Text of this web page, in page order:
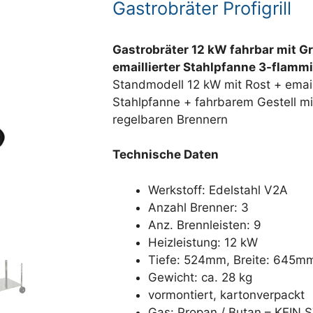
Gastrobräter Profigrill
Gastrobräter 12 kW fahrbar mit
emaillierter Stahlpfanne 3-
Standmodell 12 kW mit Rost +
Stahlpfanne + fahrbarem Gestell
regelbaren Brennern
Technische Daten
Werkstoff: Edelstahl V2A
Anzahl Brenner: 3
Anz. Brennleisten: 9
Heizleistung: 12 kW
Tiefe: 524mm, Breite:
Gewicht: ca. 28 kg
vormontiert, kartonverpackt